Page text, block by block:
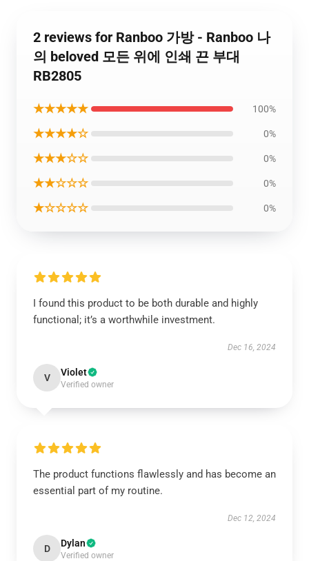
2 reviews for Ranboo 가방 - Ranboo 나
의 beloved 모든 위에 인쇄 끈 부대
RB2805
★★★★★ 100%
★★★★☆ 0%
★★★☆☆ 0%
★★☆☆☆ 0%
★☆☆☆☆ 0%
I found this product to be both durable and highly
functional; it’s a worthwhile investment.
Dec 16, 2024
V Violet
Verified owner
The product functions flawlessly and has become an
essential part of my routine.
Dec 12, 2024
D Dylan
Verified owner